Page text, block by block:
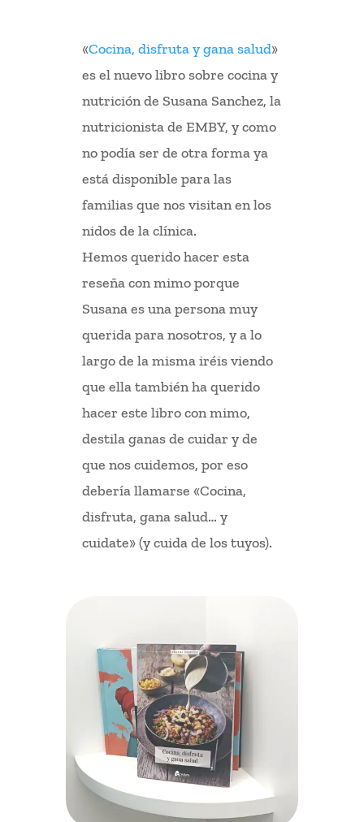
«Cocina, disfruta y gana salud»
es el nuevo libro sobre cocina y
nutrición de Susana Sanchez, la
nutricionista de EMBY, y como
no podía ser de otra forma ya
está disponible para las
familias que nos visitan en los
nidos de la clínica.
Hemos querido hacer esta
reseña con mimo porque
Susana es una persona muy
querida para nosotros, y a lo
largo de la misma iréis viendo
que ella también ha querido
hacer este libro con mimo,
destila ganas de cuidar y de
que nos cuidemos, por eso
debería llamarse «Cocina,
disfruta, gana salud… y
cuidate» (y cuida de los tuyos).